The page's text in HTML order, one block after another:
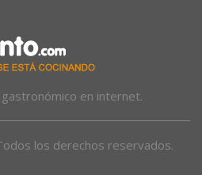
en internet.
los derechos reservados.